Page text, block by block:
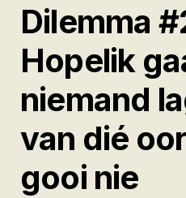
Dilemma
Hopelik
niemand
van dié
gooi nie
Piet Croucamp
Willem Kempen
Gas + Poste
Kop + Knoper